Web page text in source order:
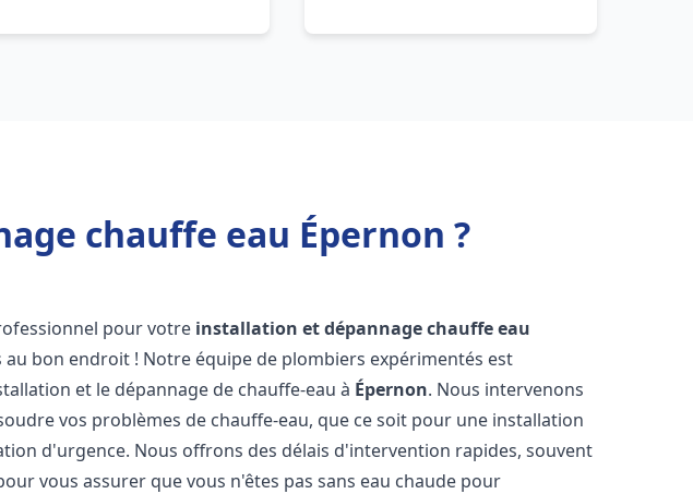
chauffe eau Épernon ?
pour votre installation et dépannage chauffe eau
au bon endroit ! Notre équipe de plombiers expérimentés est
et le dépannage de chauffe-eau à Épernon. Nous intervenons
vos problèmes de chauffe-eau, que ce soit pour une installation
d'urgence. Nous offrons des délais d'intervention rapides, souvent
vous assurer que vous n'êtes pas sans eau chaude pour